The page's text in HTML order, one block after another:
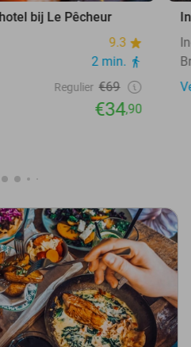
bij Le Pêcheur
9.3
2 min.
Regulier €69
€34,90